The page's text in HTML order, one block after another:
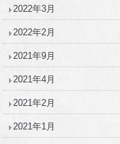
2022年3月
2022年2月
2021年9月
2021年4月
2021年2月
2021年1月